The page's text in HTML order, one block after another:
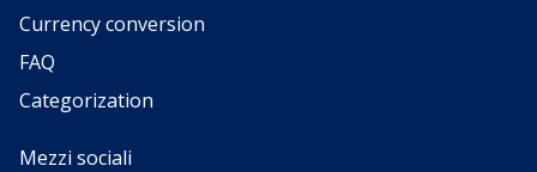
Currency conversion
FAQ
Categorization
Mezzi sociali